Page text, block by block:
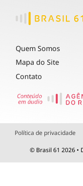
Quem Somos
Mapa do Site
Contato
Política de privacidade
© Brasil 61 2026 •